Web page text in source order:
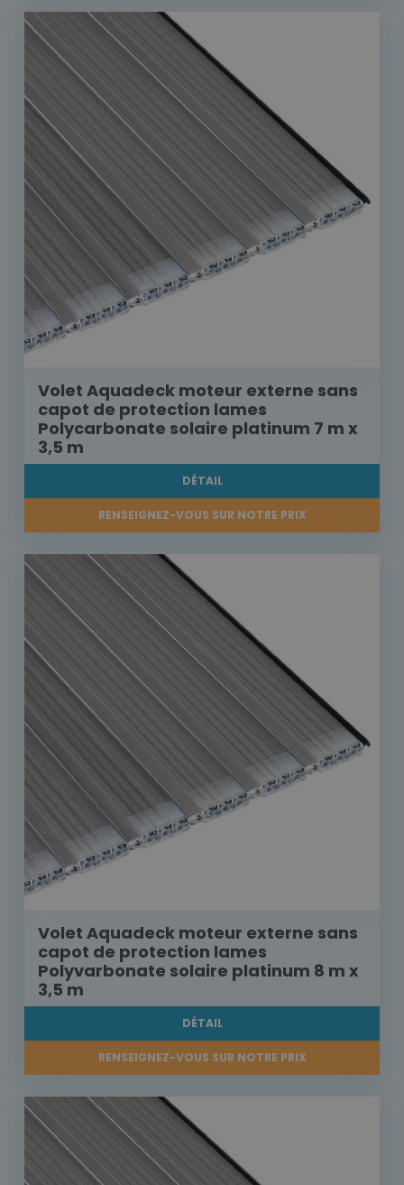
Volet Aquadeck moteur externe sans
capot de protection lames
Polycarbonate solaire platinum 7 m x
3,5 m
DÉTAIL
RENSEIGNEZ-VOUS SUR NOTRE PRIX
Volet Aquadeck moteur externe sans
capot de protection lames
Polyvarbonate solaire platinum 8 m x
3,5 m
DÉTAIL
RENSEIGNEZ-VOUS SUR NOTRE PRIX